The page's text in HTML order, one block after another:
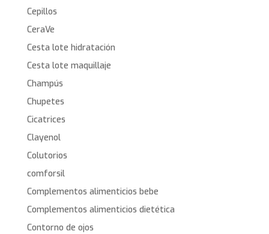
Cepillos
CeraVe
Cesta lote hidratación
Cesta lote maquillaje
Champús
Chupetes
Cicatrices
Clayenol
Colutorios
comforsil
Complementos alimenticios bebe
Complementos alimenticios dietética
Contorno de ojos